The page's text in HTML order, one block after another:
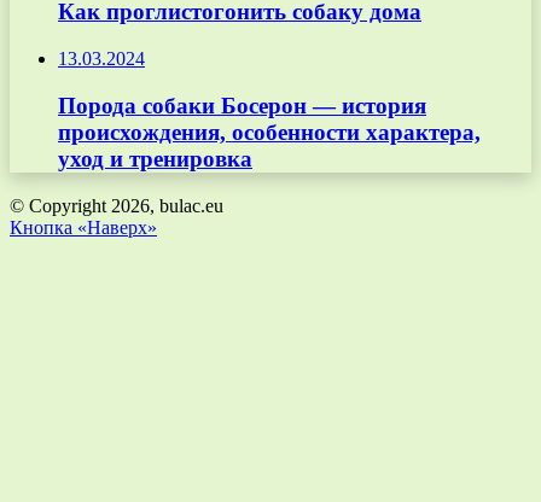
Как проглистогонить собаку дома
13.03.2024
Порода собаки Босерон — история
происхождения, особенности характера,
уход и тренировка
© Copyright 2026, bulac.eu
Кнопка «Наверх»